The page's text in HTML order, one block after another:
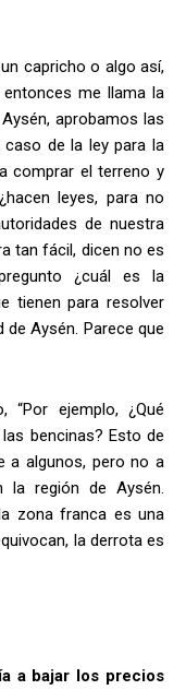
capricho o algo así,
me llama la
aprobamos las
de la ley para la
comprar el terreno y
leyes, para no
de nuestra
tan fácil, dicen no es
¿cuál es la
tienen para resolver
Aysén. Parece que
“Por ejemplo, ¿Qué
bencinas? Esto de
a algunos, pero no a
la región de Aysén.
zona franca es una
la derrota es
a bajar los precios